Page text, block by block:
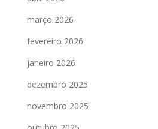
março 2026
fevereiro 2026
janeiro 2026
dezembro 2025
novembro 2025